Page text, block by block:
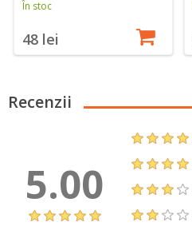
În stoc
48 lei
Recenzii
5.00